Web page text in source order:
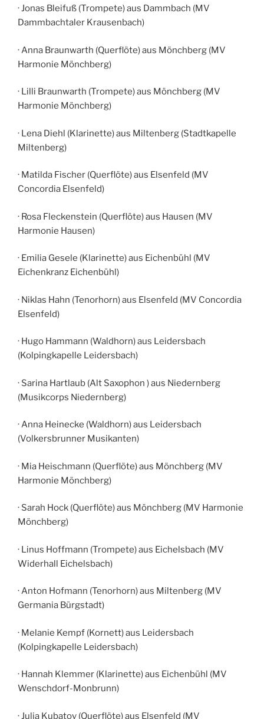
· Jonas Bleifuß (Trompete) aus Dammbach (MV
Dammbachtaler Krausenbach)
· Anna Braunwarth (Querflöte) aus Mönchberg (MV
Harmonie Mönchberg)
· Lilli Braunwarth (Trompete) aus Mönchberg (MV
Harmonie Mönchberg)
· Lena Diehl (Klarinette) aus Miltenberg (Stadtkapelle
Miltenberg)
· Matilda Fischer (Querflöte) aus Elsenfeld (MV
Concordia Elsenfeld)
· Rosa Fleckenstein (Querflöte) aus Hausen (MV
Harmonie Hausen)
· Emilia Gesele (Klarinette) aus Eichenbühl (MV
Eichenkranz Eichenbühl)
· Niklas Hahn (Tenorhorn) aus Elsenfeld (MV Concordia
Elsenfeld)
· Hugo Hammann (Waldhorn) aus Leidersbach
(Kolpingkapelle Leidersbach)
· Sarina Hartlaub (Alt Saxophon ) aus Niedernberg
(Musikcorps Niedernberg)
· Anna Heinecke (Waldhorn) aus Leidersbach
(Volkersbrunner Musikanten)
· Mia Heischmann (Querflöte) aus Mönchberg (MV
Harmonie Mönchberg)
· Sarah Hock (Querflöte) aus Mönchberg (MV Harmonie
Mönchberg)
· Linus Hoffmann (Trompete) aus Eichelsbach (MV
Widerhall Eichelsbach)
· Anton Hofmann (Tenorhorn) aus Miltenberg (MV
Germania Bürgstadt)
· Melanie Kempf (Kornett) aus Leidersbach
(Kolpingkapelle Leidersbach)
· Hannah Klemmer (Klarinette) aus Eichenbühl (MV
Wenschdorf-Monbrunn)
· Julia Kubatov (Querflöte) aus Elsenfeld (MV